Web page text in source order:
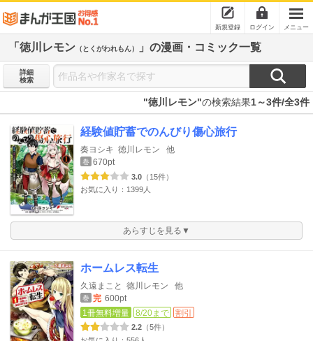
新規登録 ログイン メニュー
「徳川レモン （とくがわれもん） 」の漫画・コミック一覧
詳細
検索
"徳川レモン"の検索結果1～3件/全3件
経験値貯蓄でのんびり傷心旅行
奏ヨシキ 徳川レモン 他
巻 670pt
3.0 （15件）
お気に入り：1399人
あらすじを見る▼
ホームレス転生
久遠まこと 徳川レモン 他
巻 完 600pt
1冊無料増量
8/20まで 割引
2.2 （5件）